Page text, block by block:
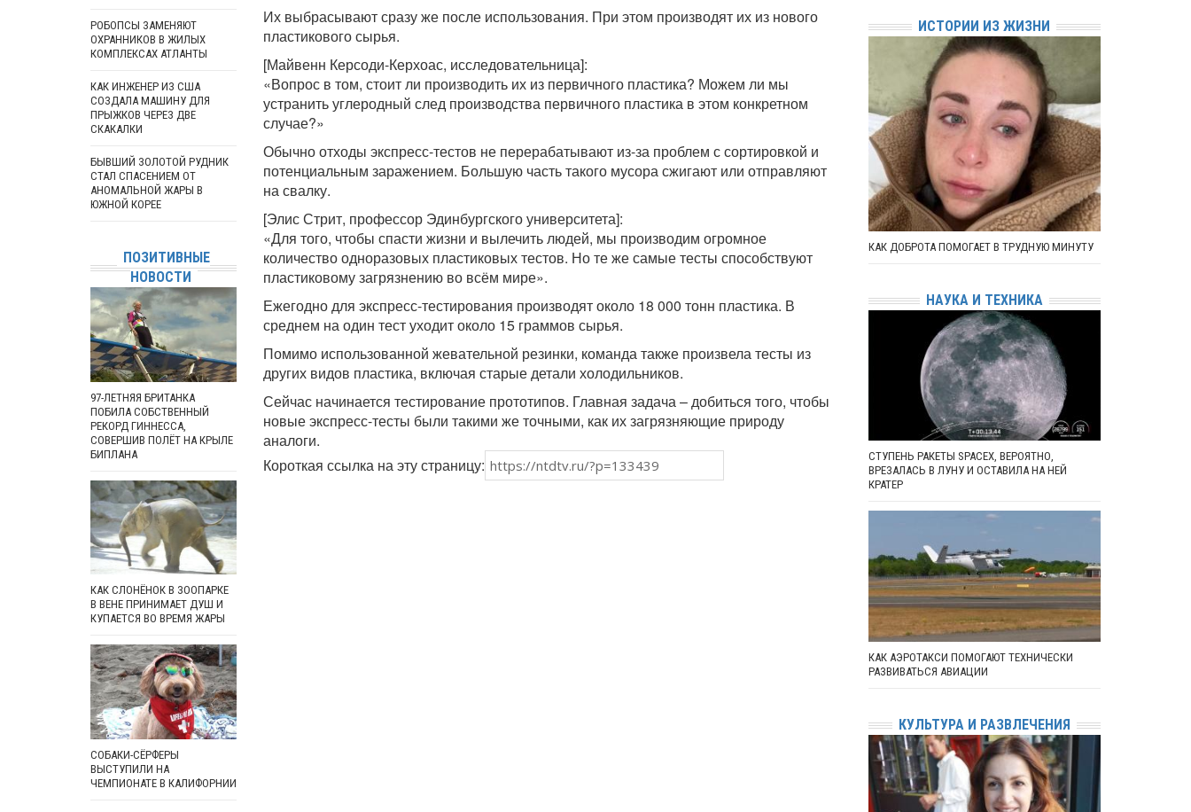
Их выбрасывают сразу же после использования. При этом производят их из нового
пластикового сырья.
[Майвенн Керсоди-Керхоас, исследовательница]:
«Вопрос в том, стоит ли производить их из первичного пластика? Можем ли мы
устранить углеродный след производства первичного пластика в этом конкретном
случае?»
Обычно отходы экспресс-тестов не перерабатывают из-за проблем с сортировкой и
потенциальным заражением. Большую часть такого мусора сжигают или отправляют
на свалку.
[Элис Стрит, профессор Эдинбургского университета]:
«Для того, чтобы спасти жизни и вылечить людей, мы производим огромное
количество одноразовых пластиковых тестов. Но те же самые тесты способствуют
пластиковому загрязнению во всём мире».
Ежегодно для экспресс-тестирования производят около 18 000 тонн пластика. В
среднем на один тест уходит около 15 граммов сырья.
Помимо использованной жевательной резинки, команда также произвела тесты из
других видов пластика, включая старые детали холодильников.
Сейчас начинается тестирование прототипов. Главная задача – добиться того, чтобы
новые экспресс-тесты были такими же точными, как их загрязняющие природу
аналоги.
Короткая ссылка на эту страницу:
РОБОПСЫ ЗАМЕНЯЮТ
ОХРАННИКОВ В ЖИЛЫХ
КОМПЛЕКСАХ АТЛАНТЫ
КАК ИНЖЕНЕР ИЗ США
СОЗДАЛА МАШИНУ ДЛЯ
ПРЫЖКОВ ЧЕРЕЗ ДВЕ
СКАКАЛКИ
БЫВШИЙ ЗОЛОТОЙ РУДНИК
СТАЛ СПАСЕНИЕМ ОТ
АНОМАЛЬНОЙ ЖАРЫ В
ЮЖНОЙ КОРЕЕ
ПОЗИТИВНЫЕ
НОВОСТИ
97-ЛЕТНЯЯ БРИТАНКА
ПОБИЛА СОБСТВЕННЫЙ
РЕКОРД ГИННЕССА,
СОВЕРШИВ ПОЛЁТ НА КРЫЛЕ
БИПЛАНА
КАК СЛОНЁНОК В ЗООПАРКЕ
В ВЕНЕ ПРИНИМАЕТ ДУШ И
КУПАЕТСЯ ВО ВРЕМЯ ЖАРЫ
СОБАКИ-СЁРФЕРЫ
ВЫСТУПИЛИ НА
ЧЕМПИОНАТЕ В КАЛИФОРНИИ
ИСТОРИИ ИЗ ЖИЗНИ
КАК ДОБРОТА ПОМОГАЕТ В ТРУДНУЮ МИНУТУ
НАУКА И ТЕХНИКА
СТУПЕНЬ РАКЕТЫ SPACEX, ВЕРОЯТНО,
ВРЕЗАЛАСЬ В ЛУНУ И ОСТАВИЛА НА НЕЙ
КРАТЕР
КАК АЭРОТАКСИ ПОМОГАЮТ ТЕХНИЧЕСКИ
РАЗВИВАТЬСЯ АВИАЦИИ
КУЛЬТУРА И РАЗВЛЕЧЕНИЯ